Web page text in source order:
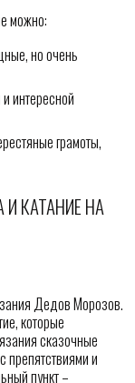
можно:
но очень
интересной
грамоты,
КАТАНИЕ НА
Дедов Морозов.
которые
сказочные
препятствиями и
пункт –